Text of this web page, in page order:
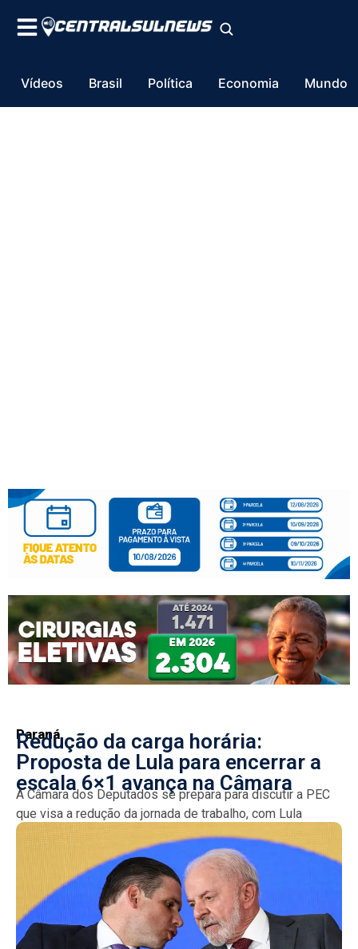
Vídeos Brasil Política Economia Mundo
Paraná
Redução da carga horária:
Proposta de Lula para encerrar a
escala 6×1 avança na Câmara
A Câmara dos Deputados se prepara para discutir a PEC
que visa a redução da jornada de trabalho, com Lula
defendendo uma diminuição imediata de...